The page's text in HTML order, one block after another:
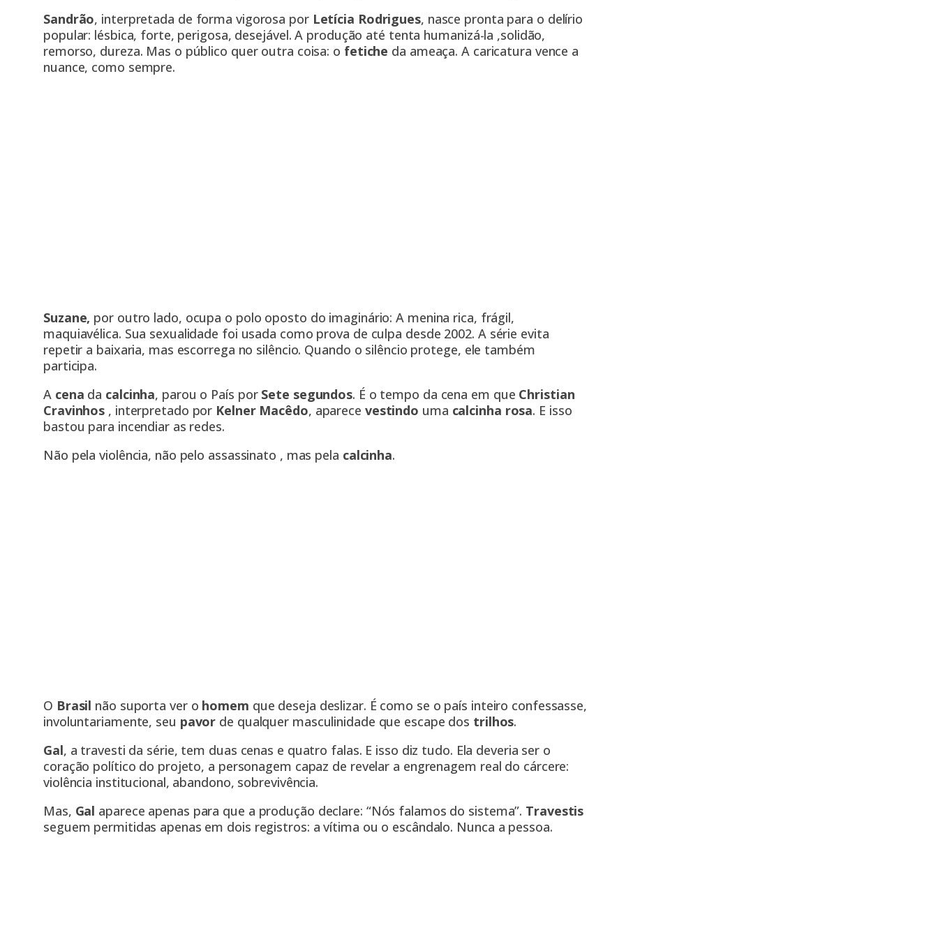
Sandrão, interpretada de forma vigorosa porLetícia Rodrigues, nasce pronta para o delírio
popular: lésbica, forte, perigosa, desejável. A produção até tenta humanizá-la ,solidão,
remorso, dureza. Mas o público quer outra coisa: o fetiche da ameaça. A caricatura vence a
nuance, como sempre.
Suzane, por outro lado, ocupa o polo oposto do imaginário: A menina rica, frágil,
maquiavélica. Sua sexualidade foi usada como prova de culpa desde 2002. A série evita
repetir a baixaria, mas escorrega no silêncio. Quando o silêncio protege, ele também
participa.
A cena da calcinha, parou o País porSete segundos. É o tempo da cena em que Christian
Cravinhos , interpretado por Kelner Macêdo, aparece vestindo uma calcinha rosa. E isso
bastou para incendiar as redes.
Não pela violência, não pelo assassinato , mas pela calcinha.
O Brasil não suporta ver o homem que deseja deslizar. É como se o país inteiro confessasse,
involuntariamente, seu pavor de qualquer masculinidade que escape dos trilhos.
Gal, a travesti da série, tem duas cenas e quatro falas. E isso diz tudo. Ela deveria ser o
coração político do projeto, a personagem capaz de revelar a engrenagem real do cárcere:
violência institucional, abandono, sobrevivência.
Mas, Gal aparece apenas para que a produção declare: “Nós falamos do sistema”. Travestis
seguem permitidas apenas em dois registros: a vítima ou o escândalo. Nunca a pessoa.